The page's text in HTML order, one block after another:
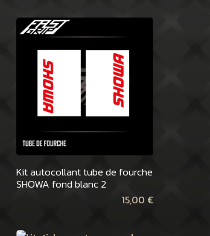
Kit autocollant tube de fourche
SHOWA fond blanc 2
15,00 €